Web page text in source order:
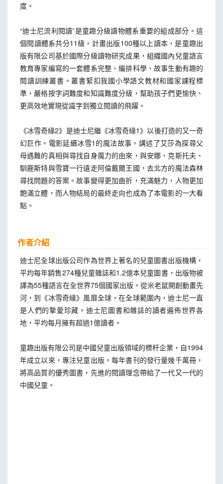
度。
“迪士尼流利閱讀”是童趣分級讀物體系重要的組成部分。這
個閱讀體系共分11級，計畫出版100種以上讀本，是童趣出
版有限公司基於國際分級讀物研究成果，組織國內兒童語言
教育專家編寫的一套體系完整、編排科學、故事生動有趣的
閱讀訓練叢書。叢書緊扣我國小學語文教材和國家課程標
準，嚴格按字詞難度和知識難度分級，幫助孩子們更愉快、
更高效地實現從識字到獨立閱讀的飛躍。
《冰雪奇緣2》是迪士尼繼《冰雪奇緣1》以後打造的又一奇
幻巨作。電影延續冰雪1的魔法故事，講述了艾莎為探尋父
母遇難的真相與尋找自身魔力的由來，與安娜、克斯托夫、
馴鹿斯特與雪寶一行遠走阿倫戴爾王國，去北方的魔法森林
尋找問題的答案。故事變得更加曲折，充滿魅力，人物更加
飽滿立體，而人物結局的最終走向也成為了本電影的一大看
點。
作者介紹
迪士尼全球出版公司作為世界上著名的兒童圖書出版機構，
平均每年銷售274種兒童雜誌和1.2億本兒童圖書，出版物被
譯為55種語言在全世界75個國家出版。從米老鼠開創動畫先
河，到《冰雪奇緣》風靡全球，在全球範圍內，迪士尼一直
是人們的摯愛珍藏。迪士尼圖書和雜誌的讀者遍佈世界各
地，平均每月擁有超過1億讀者。
童趣出版有限公司是中國兒童出版領域的標杆企業，自1994
年成立以來，專注兒童出版，每年書刊的發行量幾千萬冊，
將高品質的優秀圖書，先進的閱讀理念帶給了一代又一代的
中國兒童。